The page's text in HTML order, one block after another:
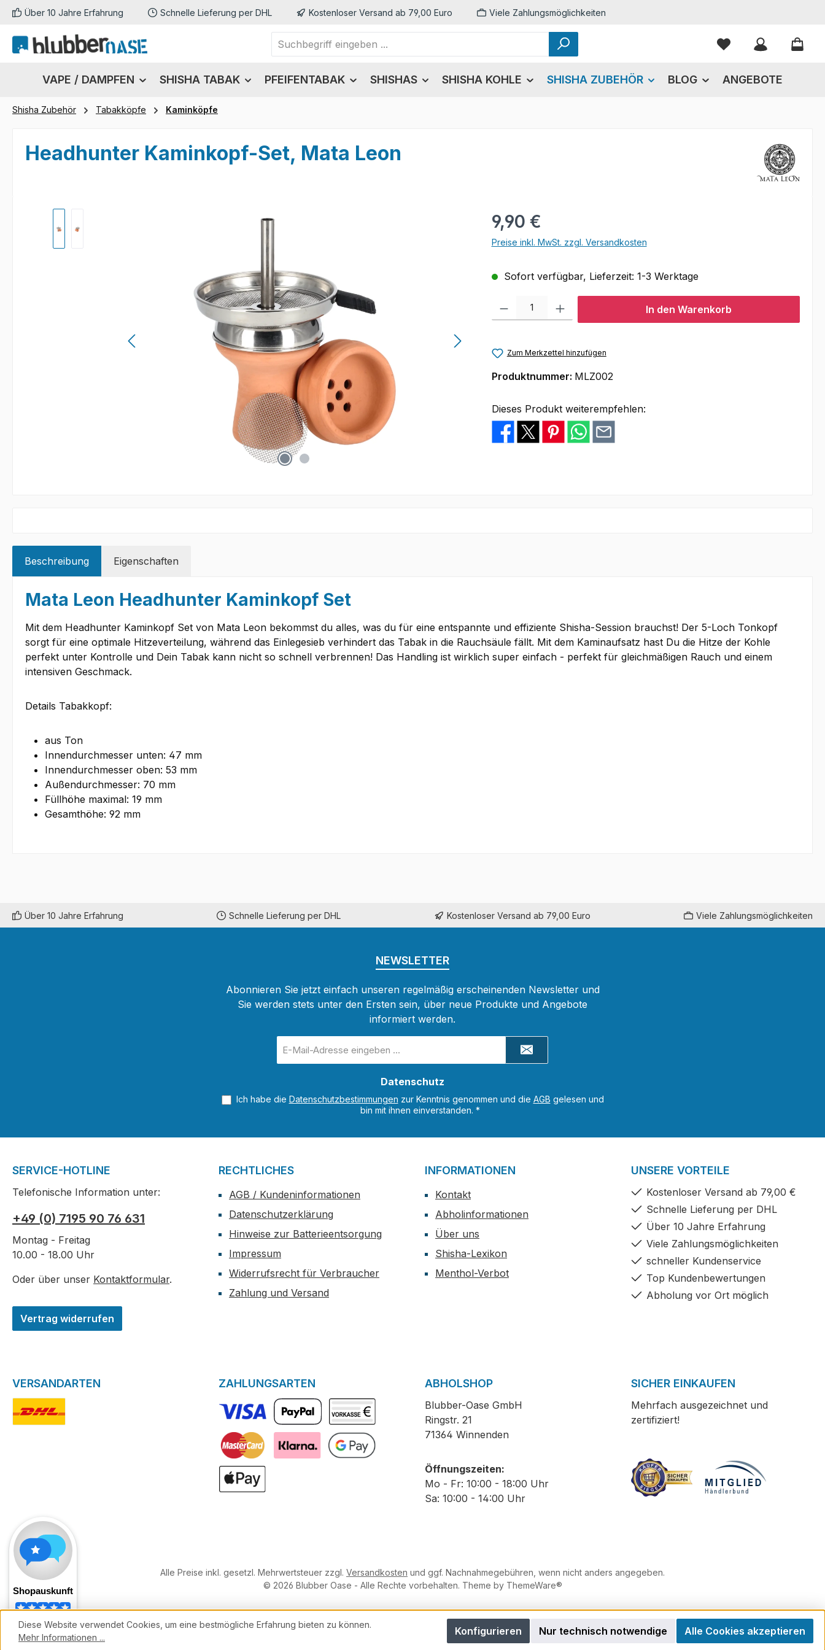
Hauptinhalt springen
Zur Suche springen
Zur Hauptnavigation springen
Über 10 Jahre Erfahrung Schnelle Lieferung per DHL Kostenloser Versand ab 79,00 Euro Viele Zahlungsmöglichkeiten
Du hast 0
VAPE / DAMPFEN SHISHA TABAK PFEIFENTABAK SHISHAS SHISHA KOHLE SHISHA ZUBEHÖR BLOG ANGEBOTE
Shisha Zubehör Tabakköpfe Kaminköpfe
Headhunter Kaminkopf-Set, Mata Leon
Regulärer Preis:
9,90 €
Preise inkl. MwSt. zzgl. Versandkosten
Sofort verfügbar, Lieferzeit: 1-3 Werktage
Produkt Anzahl: Gib den gewünschten Wert ein oder benutze die Schaltflächen
In den Warenkorb
Zum Merkzettel hinzufügen
Produktnummer: MLZ002
Dieses Produkt weiterempfehlen:
Beschreibung Eigenschaften
Mata Leon Headhunter Kaminkopf Set
Mit dem Headhunter Kaminkopf Set von Mata Leon bekommst du alles, was du für eine entspannte und effiziente Shisha-Session brauchst! Der 5-Loch Tonkopf
sorgt für eine optimale Hitzeverteilung, während das Einlegesieb verhindert das Tabak in die Rauchsäule fällt. Mit dem Kaminaufsatz hast Du die Hitze der Kohle
perfekt unter Kontrolle und Dein Tabak kann nicht so schnell verbrennen! Das Handling ist wirklich super einfach - perfekt für gleichmäßigen Rauch und einem
intensiven Geschmack.
Details Tabakkopf:
aus Ton
Innendurchmesser unten: 47 mm
Innendurchmesser oben: 53 mm
Außendurchmesser: 70 mm
Füllhöhe maximal: 19 mm
Gesamthöhe: 92 mm
Über 10 Jahre Erfahrung Schnelle Lieferung per DHL Kostenloser Versand ab 79,00 Euro Viele Zahlungsmöglichkeiten
NEWSLETTER
Abonnieren Sie jetzt einfach unseren regelmäßig erscheinenden Newsletter und
Sie werden stets unter den Ersten sein, über neue Produkte und Angebote
informiert werden.
Mail-
Datenschutz
Ich habe die Datenschutzbestimmungen zur Kenntnis genommen und die AGB gelesen und
bin mit ihnen einverstanden. *
SERVICE-HOTLINE
Telefonische Information unter:
+49 (0) 7195 90 76 631
Montag - Freitag
10.00 - 18.00 Uhr
Oder über unser Kontaktformular.
Vertrag widerrufen
RECHTLICHES
AGB / Kundeninformationen
Datenschutzerklärung
Hinweise zur Batterieentsorgung
Impressum
Widerrufsrecht für Verbraucher
Zahlung und Versand
INFORMATIONEN
Kontakt
Abholinformationen
Über uns
Shisha-Lexikon
Menthol-Verbot
UNSERE VORTEILE
Kostenloser Versand ab 79,00 €
Schnelle Lieferung per DHL
Über 10 Jahre Erfahrung
Viele Zahlungsmöglichkeiten
schneller Kundenservice
Top Kundenbewertungen
Abholung vor Ort möglich
VERSANDARTEN ZAHLUNGSARTEN
Vorkasse
PayPal
Kreditkarte
VISA Logo
ABHOLSHOP
Blubber-Oase GmbH
Ringstr. 21
71364 Winnenden
Öffnungszeiten:
Mo - Fr: 10:00 - 18:00 Uhr
Sa: 10:00 - 14:00 Uhr
SICHER EINKAUFEN
Mehrfach ausgezeichnet und
zertifiziert!
Alle Preise inkl. gesetzl. Mehrwertsteuer zzgl. Versandkosten und ggf. Nachnahmegebühren, wenn nicht anders angegeben.
© 2026 Blubber Oase - Alle Rechte vorbehalten. Theme by ThemeWare®
Diese Website verwendet Cookies, um eine bestmögliche Erfahrung bieten zu können.
Mehr Informationen ...
Nur technisch notwendige
Konfigurieren Alle Cookies akzeptieren